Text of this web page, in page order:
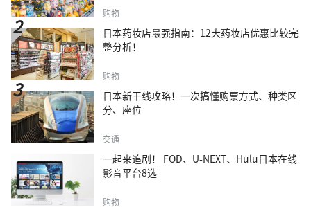
购物
日本药妆店最强指南：12大药妆店优惠比较完
整分析！
购物
日本新干线攻略！一次搞懂购票方式、种类区
分、座位
交通
一起来追剧！ FOD、U-NEXT、Hulu日本在线
影音平台8选
购物